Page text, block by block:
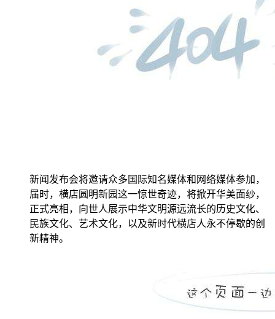
新闻发布会将邀请众多国际知名媒体和网络媒体参加，
届时，横店圆明新园这一惊世奇迹，将掀开华美面纱，
正式亮相，向世人展示中华文明源远流长的历史文化、
民族文化、艺术文化，以及新时代横店人永不停歇的创
新精神。